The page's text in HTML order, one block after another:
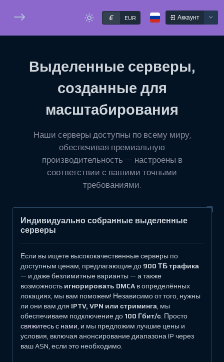
€ EUR Аккаунт
Выделенные серверы,
созданные для
масштабирования
Наши серверы доступны по всему миру,
обеспечивая премиальную
производительность — настроены в
соответствии с вашими точными
требованиями.
Индивидуально собранные выделенные
серверы
Если вы ищете высококачественные серверы по
доступным ценам, предлагающие до900 ТБ трафика
— и даже безлимитные варианты — а также
возможностьигнорировать DMCAв определённых
локациях, мы вам поможем! Независимо от того, нужны
ли они вам для IPTV, VPN или стриминга, мы
обеспечиваем подключение до100 Гбит/с. Просто
свяжитесь с нами, и мы предложим лучшие цены и
условия, включая анонсирование диапазона IP через
ваш ASN, если это необходимо.